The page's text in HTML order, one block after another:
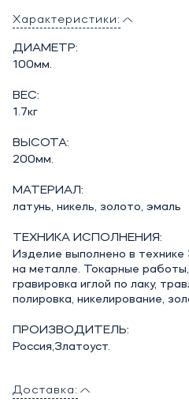
Характеристики:
ДИАМЕТР:
100мм.
ВЕС:
1.7кг
ВЫСОТА:
200мм.
МАТЕРИАЛ:
латунь, никель, золото, эмаль
ТЕХНИКА ИСПОЛНЕНИЯ:
Изделие выполнено в
на металле. Токарные
гравировка иглой по лаку,
полировка, никелирование,
ПРОИЗВОДИТЕЛЬ:
Россия,Златоуст.
Доставка: